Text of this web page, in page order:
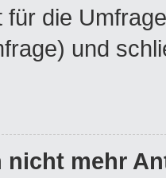
die
und
nicht mehr